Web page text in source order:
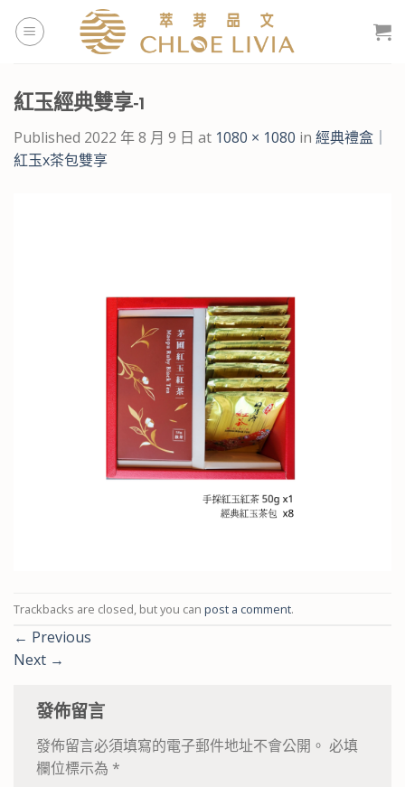
紅玉經典雙享-1
Published 2022 年 8 月 9 日 at 1080 × 1080 in 經典禮盒｜
紅玉x茶包雙享
Trackbacks are closed, but you can post a comment.
← Previous
Next →
發佈留言
發佈留言必須填寫的電子郵件地址不會公開。 必填
欄位標示為 *